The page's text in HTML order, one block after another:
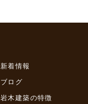
新着情報
ブログ
岩木建築の特徴